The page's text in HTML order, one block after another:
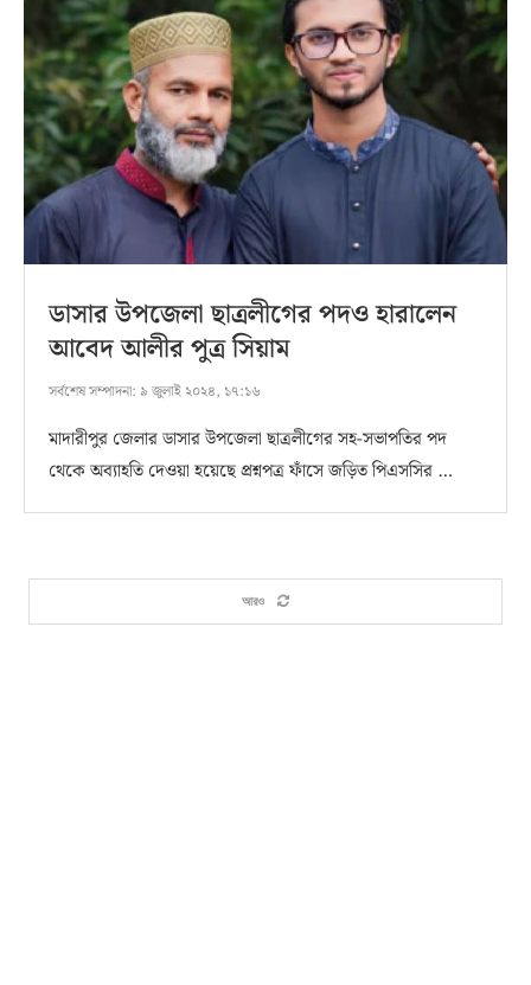
ডাসার উপজেলা ছাত্রলীগের পদও হারালেন
আবেদ আলীর পুত্র সিয়াম
সর্বশেষ সম্পাদনা: ৯ জুলাই ২০২৪, ১৭:১৬
মাদারীপুর জেলার ডাসার উপজেলা ছাত্রলীগের সহ-সভাপতির পদ
থেকে অব্যাহতি দেওয়া হয়েছে প্রশ্নপত্র ফাঁসে জড়িত পিএসসির …
আরও